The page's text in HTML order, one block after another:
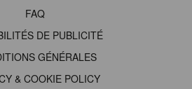
FAQ
DE PUBLICITÉ
GÉNÉRALES
& COOKIE POLICY